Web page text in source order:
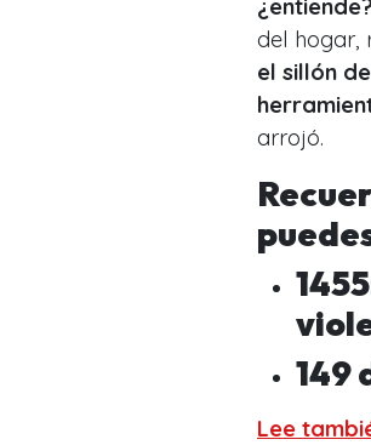
del hogar,
el sillón
arrojó.
149
Lee